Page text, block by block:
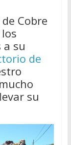
Cobre
a su
de
su